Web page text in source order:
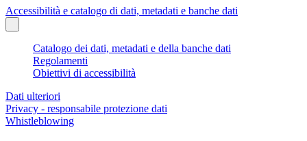
Accessibilità e catalogo di dati, metadati e banche dati
Catalogo dei dati, metadati e della banche dati
Regolamenti
Obiettivi di accessibilità
Dati ulteriori
Privacy - responsabile protezione dati
Whistleblowing